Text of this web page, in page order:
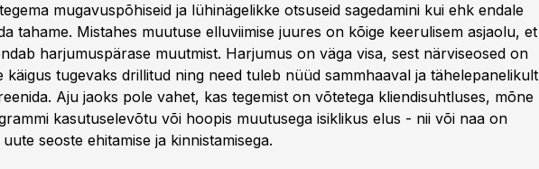
mugavuspõhiseid ja lühinägelikke otsuseid sagedamini kui ehk endale
tahame. Mistahes muutuse elluviimise juures on kõige keerulisem asjaolu, et
harjumuspärase muutmist. Harjumus on väga visa, sest närviseosed on
käigus tugevaks drillitud ning need tuleb nüüd sammhaaval ja tähelepanelikult
Aju jaoks pole vahet, kas tegemist on võtetega kliendisuhtluses, mõne
kasutuselevõtu või hoopis muutusega isiklikus elus - nii või naa on
seoste ehitamise ja kinnistamisega.